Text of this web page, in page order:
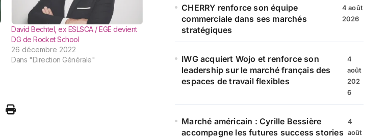
David Bechtel, ex ESLSCA / EGE devient
DG de Rocket School
26 décembre 2022
Dans "Direction Générale"
CHERRY renforce son équipe
commerciale dans ses marchés
stratégiques
4 août
2026
IWG acquiert Wojo et renforce son
leadership sur le marché français des
espaces de travail flexibles
4
août
202
6
Marché américain : Cyrille Bessière
accompagne les futures success stories
4
août